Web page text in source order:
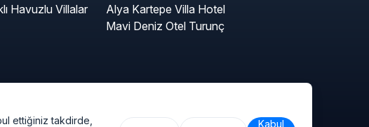
Havuzlu Villalar
Alya Kartepe Villa Hotel
Mavi Deniz Otel Turunç
ettiğiniz takdirde,
Kabul